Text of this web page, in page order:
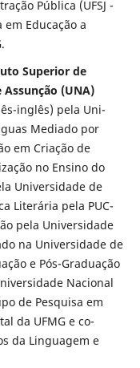
Pública (UFSJ -
Educação a
Superior de
(UNA)
inglês) pela Uni-
Mediado por
em Criação de
no Ensino do
Universidade de
Literária pela PUC-
pela Universidade
na Universidade de
e Pós-Graduação
Nacional
de Pesquisa em
da UFMG e co-
da Linguagem e